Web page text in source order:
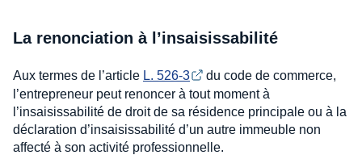
La renonciation à l’insaisissabilité
Aux termes de l’article L. 526-3
du code de commerce,
l’entrepreneur peut renoncer à tout moment à
l’insaisissabilité de droit de sa résidence principale ou à la
déclaration d’insaisissabilité d’un autre immeuble non
affecté à son activité professionnelle.